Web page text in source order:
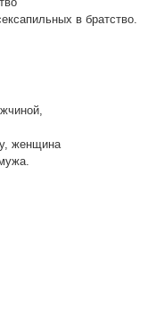
в братство.
женщина